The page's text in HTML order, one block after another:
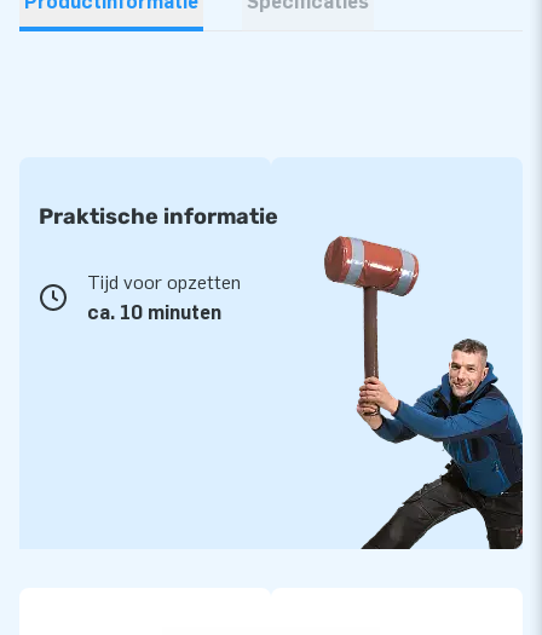
Praktische informatie
Tijd voor opzetten
ca. 10 minuten